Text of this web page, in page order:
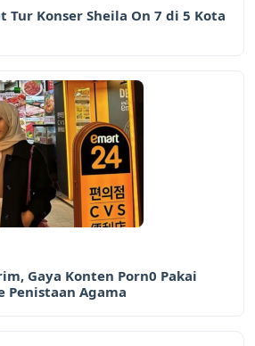
Tur Konser Sheila On 7 di 5 Kota
Gaya Konten Porn0 Pakai
Penistaan Agama